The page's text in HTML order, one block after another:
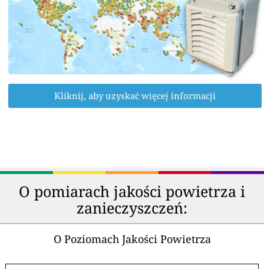
Kliknij, aby uzyskać więcej informacji
O pomiarach jakości powietrza i
zanieczyszczeń:
O Poziomach Jakości Powietrza